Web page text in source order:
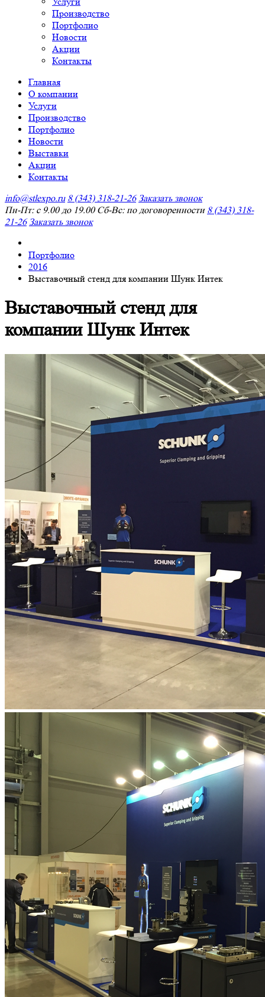
Производство
Портфолио
Новости
Акции
Контакты
Главная
О компании
Услуги
Производство
Портфолио
Новости
Выставки
Акции
Контакты
info@stlexpo.ru 8 (343) 318-21-26 Заказать звонок
Пн-Пт: с 9.00 до 19.00 Сб-Вс: по договоренности 8 (343) 318-
21-26 Заказать звонок
Портфолио
2016
Выставочный стенд для компании Шунк Интек
Выставочный стенд для
компании Шунк Интек